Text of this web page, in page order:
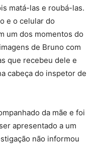
matá-las e roubá-las.
e o celular do
um dos momentos do
de Bruno com
que recebeu dele e
cabeça do inspetor de
da mãe e foi
apresentado a um
não informou